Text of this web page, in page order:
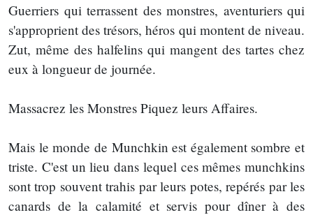
Guerriers qui terrassent des monstres, aventuriers qui
s'approprient des trésors, héros qui montent de niveau.
Zut, même des halfelins qui mangent des tartes chez
eux à longueur de journée.
Massacrez les Monstres Piquez leurs Affaires.
Mais le monde de Munchkin est également sombre et
triste. C'est un lieu dans lequel ces mêmes munchkins
sont trop souvent trahis par leurs potes, repérés par les
canards de la calamité et servis pour dîner à des